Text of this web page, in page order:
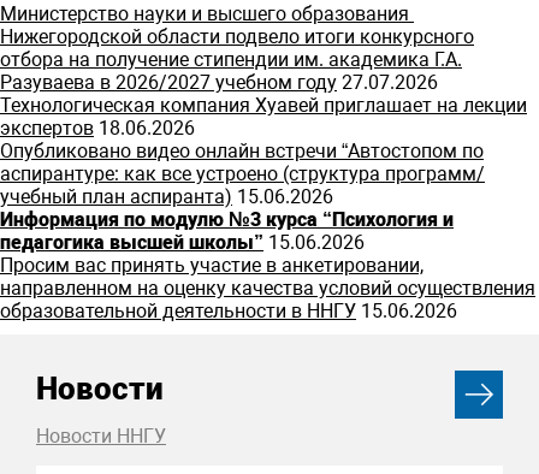
Министерство науки и высшего образования
Нижегородской области подвело итоги конкурсного
отбора на получение стипендии им. академика Г.А.
Разуваева в 2026/2027 учебном году 27.07.2026
Технологическая компания Хуавей приглашает на лекции
экспертов 18.06.2026
Опубликовано видео онлайн встречи “Автостопом по
аспирантуре: как все устроено (структура программ/
учебный план аспиранта) 15.06.2026
Информация по модулю №3 курса “Психология и
педагогика высшей школы” 15.06.2026
Просим вас принять участие в анкетировании,
направленном на оценку качества условий осуществления
образовательной деятельности в ННГУ 15.06.2026
Новости
Новости ННГУ